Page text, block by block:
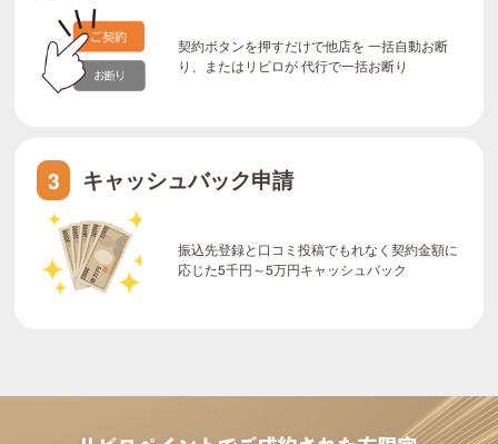
契約ボタンを押すだけで他店を 一括自動お断
り、またはリビロが 代行で一括お断り
3 キャッシュバック申請
振込先登録と口コミ投稿でもれなく契約金額に
応じた5千円～5万円キャッシュバック